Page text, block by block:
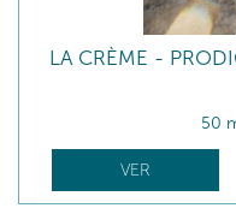
LA CRÈME -
50
VER